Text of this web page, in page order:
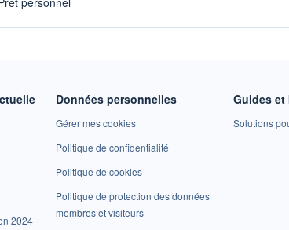
2024
Données personnelles
Gérer mes cookies
Politique de confidentialité
Politique de cookies
Politique de protection des données
membres et visiteurs
Guides
Solutions